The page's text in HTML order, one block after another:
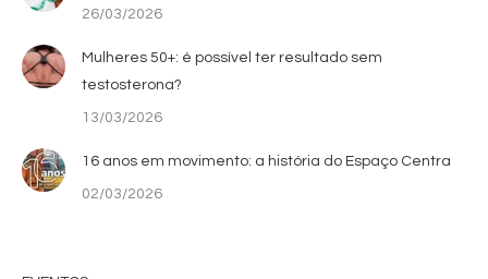
26/03/2026
Mulheres 50+: é possível ter resultado sem
testosterona?
13/03/2026
16 anos em movimento: a história do Espaço Centra
02/03/2026